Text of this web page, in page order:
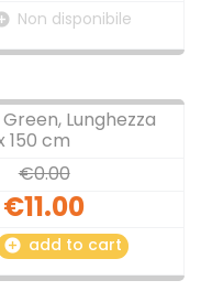
Non disponibile
Lunghezza
150 cm
€0.00
€11.00
add_circle add to cart